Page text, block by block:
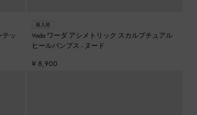
テッ
再入荷
Vada ワーダ アシメトリック スカルプチュアル
ヒールパンプス - ヌード
¥ 8,900